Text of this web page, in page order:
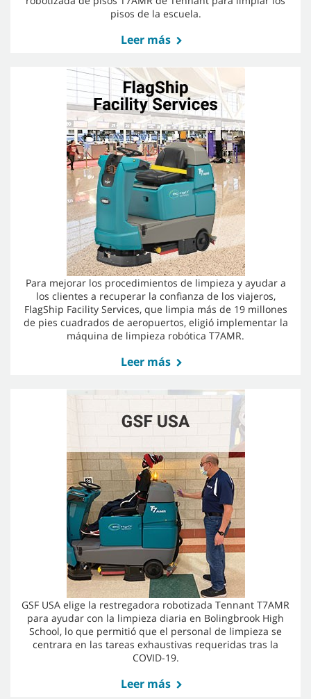
pisos de la escuela.
Leer más
Para mejorar los procedimientos de limpieza y ayudar a
los clientes a recuperar la confianza de los viajeros,
FlagShip Facility Services, que limpia más de 19 millones
de pies cuadrados de aeropuertos, eligió implementar la
máquina de limpieza robótica T7AMR.
Leer más
GSF USA elige la restregadora robotizada Tennant T7AMR
para ayudar con la limpieza diaria en Bolingbrook High
School, lo que permitió que el personal de limpieza se
centrara en las tareas exhaustivas requeridas tras la
COVID-19.
Leer más